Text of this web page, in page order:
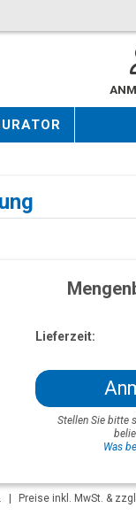
Lieferzeit:
Stellen Sie bitte
Was
Preise inkl. MwSt. &